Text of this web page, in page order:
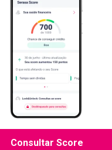
Consultar Score